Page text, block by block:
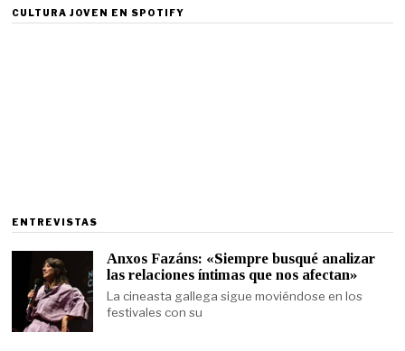
CULTURA JOVEN EN SPOTIFY
ENTREVISTAS
Anxos Fazáns: «Siempre busqué analizar
las relaciones íntimas que nos afectan»
La cineasta gallega sigue moviéndose en los
festivales con su